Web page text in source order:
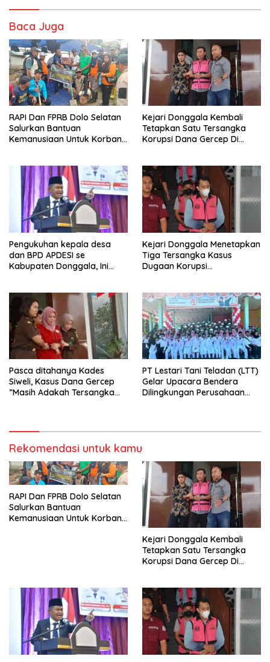
Baca Juga
RAPI Dan FPRB Dolo Selatan
Salurkan Bantuan
Kemanusiaan Untuk Korban
Kejari Donggala Kembali
Tetapkan Satu Tersangka
Korupsi Dana Gercep Di
Pengukuhan kepala desa
dan BPD APDESI se
Kabupaten Donggala, Ini
Kejari Donggala Menetapkan
Tiga Tersangka Kasus
Dugaan Korupsi
Pasca ditahanya Kades
Siweli, Kasus Dana Gercep
”Masih Adakah Tersangka
PT Lestari Tani Teladan (LTT)
Gelar Upacara Bendera
Dilingkungan Perusahaan
Rekomendasi untuk kamu
RAPI Dan FPRB Dolo Selatan
Salurkan Bantuan
Kemanusiaan Untuk Korban
Kejari Donggala Kembali
Tetapkan Satu Tersangka
Korupsi Dana Gercep Di